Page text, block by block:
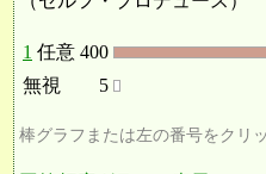
1 任意 400
無視
5
棒グラフまたは左の番号をクリ